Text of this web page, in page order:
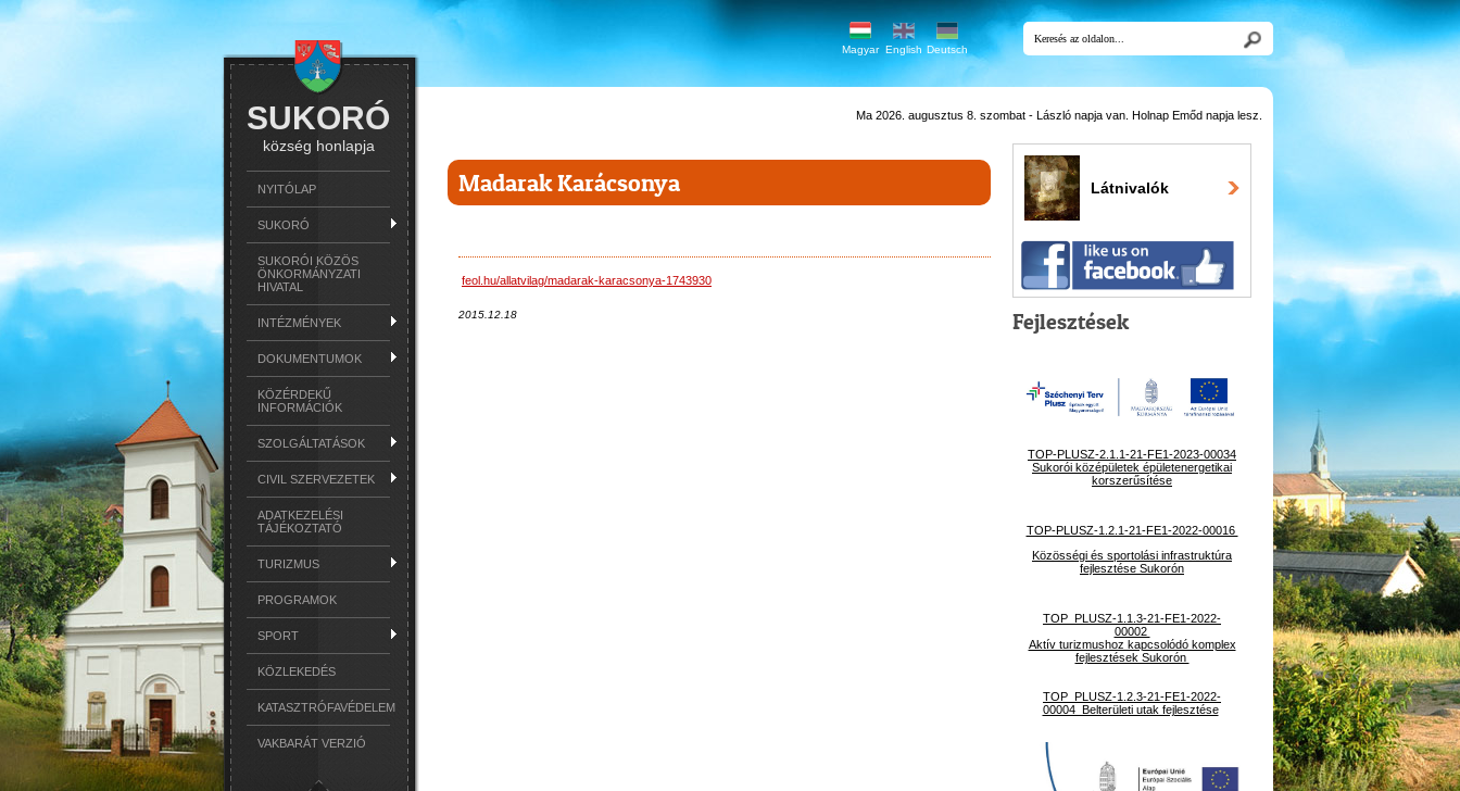
Magyar English Deutsch
SUKORÓ
község honlapja
NYITÓLAP
SUKORÓ
SUKORÓI KÖZÖS
ÖNKORMÁNYZATI
HIVATAL
INTÉZMÉNYEK
DOKUMENTUMOK
KÖZÉRDEKŰ
INFORMÁCIÓK
SZOLGÁLTATÁSOK
CIVIL SZERVEZETEK
ADATKEZELÉSI
TÁJÉKOZTATÓ
TURIZMUS
PROGRAMOK
SPORT
KÖZLEKEDÉS
KATASZTRÓFAVÉDELEM
VAKBARÁT VERZIÓ
Ma 2026. augusztus 8. szombat - László napja van. Holnap Emőd napja lesz.
Madarak Karácsonya
feol.hu/allatvilag/madarak-karacsonya-1743930
2015.12.18
Látnivalók
Fejlesztések
TOP-PLUSZ-2.1.1-21-FE1-2023-00034
Sukorói középületek épületenergetikai
korszerűsítése
TOP-PLUSZ-1.2.1-21-FE1-2022-00016
Közösségi és sportolási infrastruktúra
fejlesztése Sukorón
TOP_PLUSZ-1.1.3-21-FE1-2022-
00002
Aktív turizmushoz kapcsolódó komplex
fejlesztések Sukorón
TOP_PLUSZ-1.2.3-21-FE1-2022-
00004 Belterületi utak fejlesztése